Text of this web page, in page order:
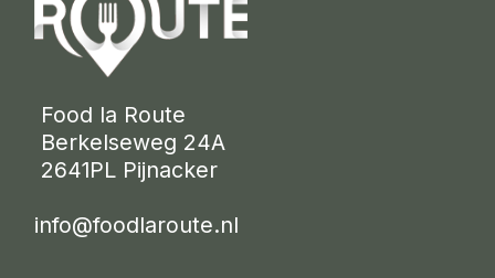
Food la Route
Berkelseweg 24A
2641PL Pijnacker
info@foodlaroute.nl